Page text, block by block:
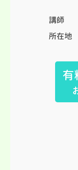
講師
所在地
有